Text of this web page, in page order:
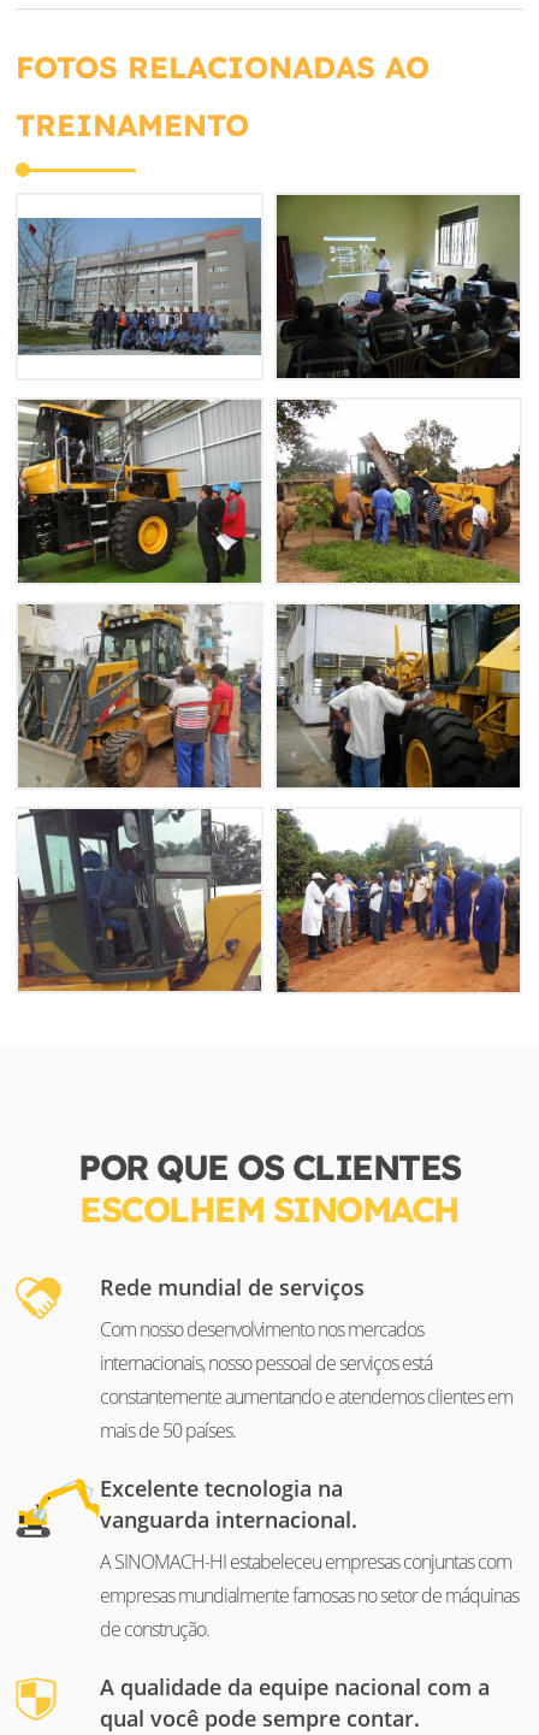
FOTOS RELACIONADAS AO
TREINAMENTO
POR QUE OS CLIENTES
ESCOLHEM SINOMACH
Rede mundial de serviços
Com nosso desenvolvimento nos mercados
internacionais, nosso pessoal de serviços está
constantemente aumentando e atendemos clientes em
mais de 50 países.
Excelente tecnologia na
vanguarda internacional.
A SINOMACH-HI estabeleceu empresas conjuntas com
empresas mundialmente famosas no setor de máquinas
de construção.
A qualidade da equipe nacional com a
qual você pode sempre contar.